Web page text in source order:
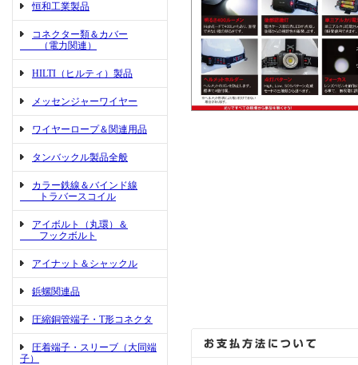
恒和工業製品
コネクター類＆カバー
（電力関連）
HILTI（ヒルティ）製品
メッセンジャーワイヤー
ワイヤーロープ＆関連用品
タンバックル製品全般
カラー鉄線＆バインド線
トラバースコイル
アイボルト（丸環）＆
フックボルト
アイナット＆シャックル
鋲螺関連品
圧縮銅管端子・T形コネクタ
圧着端子・スリーブ（大同端
子）